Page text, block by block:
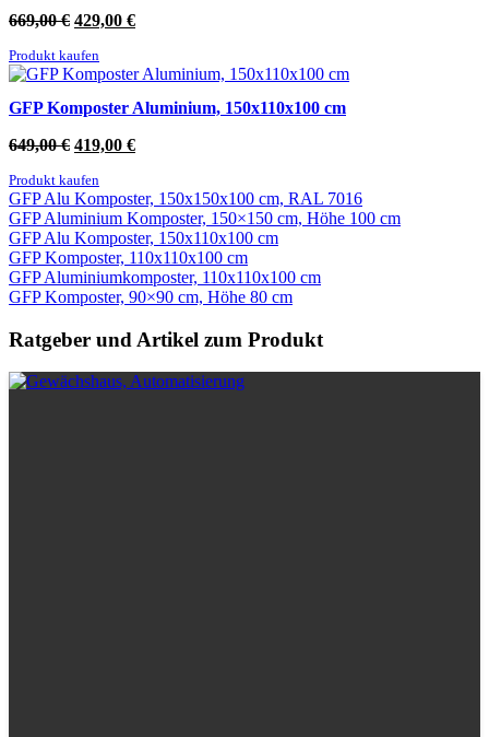
669,00€ Ursprünglicher
war:
669,00 €
429,00 €Aktueller
429,00 €.
Produkt kaufen
GFP Komposter Aluminium, 150x110x100 cm
649,00€ Ursprünglicher
war:
649,00 €
419,00 €Aktueller
419,00 €.
Produkt kaufen
GFP Alu Komposter, 150x150x100 cm, RAL 7016
GFP Aluminium Komposter, 150×150 cm, Höhe 100 cm
GFP Alu Komposter, 150x110x100 cm
GFP Komposter, 110x110x100 cm
GFP Aluminiumkomposter, 110x110x100 cm
GFP Komposter, 90×90 cm, Höhe 80 cm
Ratgeber und Artikel zum Produkt